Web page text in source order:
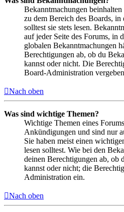
Bekanntmachungen
zu dem Bereich des Boards,
solltest sie stets lesen.
auf jeder Seite des Forums, in
globalen Bekanntmachungen
Berechtigungen ab, ob du
kannst oder nicht. Die
Board-Administration
Nach oben
Was sind wichtige Themen?
Wichtige Themen eines
Ankündigungen und sind nur
Sie haben meist einen
lesen solltest. Wie bei den
deinen Berechtigungen ab, ob
kannst oder nicht; die
Administration ein.
Nach oben